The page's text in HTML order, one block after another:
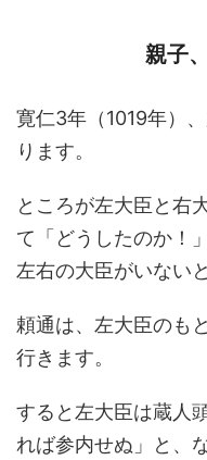
親子
寛仁3年（1019年）
ります。
ところが左大臣と右
て「どうしたのか！
左右の大臣がいない
頼通は、左大臣のも
行きます。
すると左大臣は蔵人
れば参内せぬ」と、